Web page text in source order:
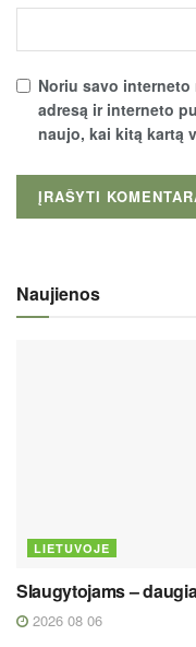
Noriu savo
adresą ir interneto
naujo, kai kitą kartą
Naujienos
LIETUVOJE
Slaugytojams –
2026 08 06